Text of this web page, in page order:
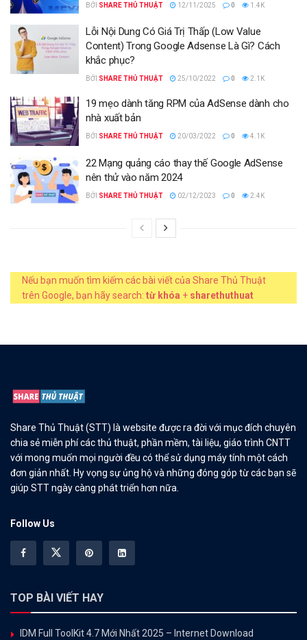
BỞI SHARE THỦ THUẬT 12/11/2025 0 1.4K
Lỗi Nội Dung Có Giá Trị Thấp (Low Value
Content) Trong Google Adsense Là Gì? Cách
khắc phục?
BỞI SHARE THỦ THUẬT 25/10/2022 0 2.1K
19 mẹo dành tăng RPM của AdSense dành cho
nhà xuất bản
BỞI SHARE THỦ THUẬT 20/03/2022 0 4.1K
22 Mạng quảng cáo thay thế Google AdSense
nên thử vào năm 2024
BỞI SHARE THỦ THUẬT 02/12/2023 0 2.4K
Nếu bạn muốn tìm kiếm các bài viết của Share Thủ Thuật
trên Google, bạn hãy search: từ khóa + sharethuthuat
Share Thủ Thuật (STT) là website được ra đời với mục đích chuyên
chia sẻ miễn phí các thủ thuật, phần mềm, tài liệu, giáo trình CNTT
với mong muốn mọi người đều có thể sử dụng máy tính một cách
đơn giản nhất. Hy vọng sự ủng hộ và những đóng góp từ các bạn sẽ
giúp STT ngày càng phát triển hơn nữa.
Follow Us
TOP BÀI VIẾT HAY
IDM Full ToolKit 4.7 Mới Nhất 2025 – Internet Download